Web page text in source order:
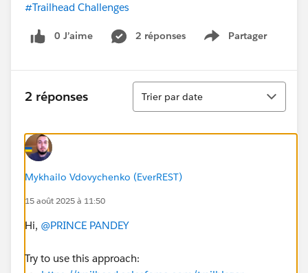
#Trailhead Challenges
0 J’aime 2 réponses Partager
Show menu
2 réponses
Tri
Trier par date
Mykhailo Vdovychenko (EverREST)
15 août 2025 à 11:50
Hi, @PRINCE PANDEY
Try to use this approach: